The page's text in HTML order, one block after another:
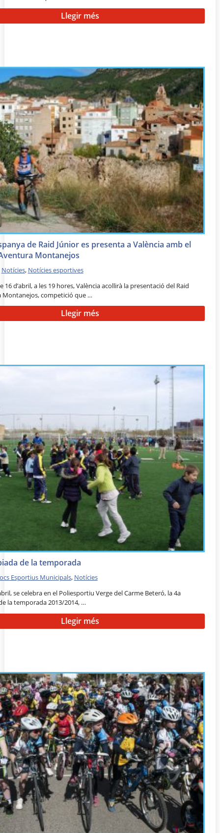
Llegir més
de Raid Júnior es presenta a València amb el
Montanejos
Notícies, Notícies esportives
16 d’abril, a les 19 hores, València acollirà la presentació del Raid
Montanejos, competició que …
Llegir més
de la temporada
Esportius Municipals, Notícies
se celebra en el Poliesportiu Verge del Carme Beteró, la 4a
la temporada 2013/2014, …
Llegir més